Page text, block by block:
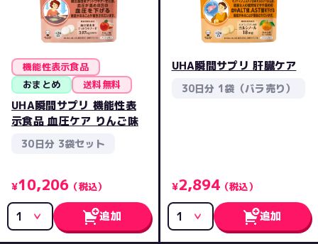
機能性表示食品
おまとめ
送料無料
UHA瞬間サプリ 機能性表
示食品 血圧ケア りんご味
30日分 3袋セット
¥10,206 （税込）
追加
UHA瞬間サプリ 肝臓ケア
30日分 1袋（バラ売り）
¥2,894（税込）
追加